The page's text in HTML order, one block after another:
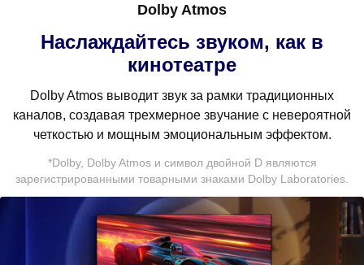
Dolby Atmos
Наслаждайтесь звуком, как в
кинотеатре
Dolby Atmos выводит звук за рамки традиционных
каналов, создавая трехмерное звучание с невероятной
четкостью и мощным эмоциональным эффектом.
*Dolby, Dolby Atmos и символ двойной D являются
зарегистрированными товарными знаками Dolby Laboratories.